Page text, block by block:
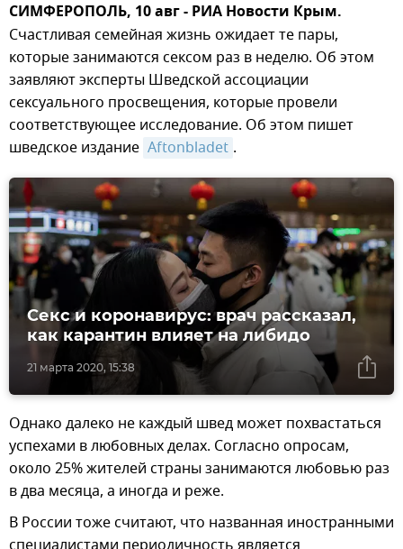
СИМФЕРОПОЛЬ, 10 авг - РИА Новости Крым.
Счастливая семейная жизнь ожидает те пары,
которые занимаются сексом раз в неделю. Об этом
заявляют эксперты Шведской ассоциации
сексуального просвещения, которые провели
соответствующее исследование. Об этом пишет
шведское издание Аftonbladet .
21 марта 2020, 15:38
Секс и коронавирус: врач рассказал,
как карантин влияет на либидо
Однако далеко не каждый швед может похвастаться
успехами в любовных делах. Согласно опросам,
около 25% жителей страны занимаются любовью раз
в два месяца, а иногда и реже.
В России тоже считают, что названная иностранными